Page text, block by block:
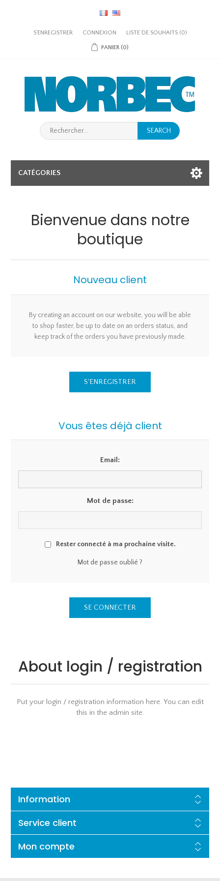
S'ENREGISTRER CONNEXION LISTE DE SOUHAITS (0)
PANIER (0)
SEARCH
CATÉGORIES
Bienvenue dans notre
boutique
Nouveau client
By creating an account on our website, you will be able
to shop faster, be up to date on an orders status, and
keep track of the orders you have previously made.
S'ENREGISTRER
Vous êtes déjà client
Email:
Mot de passe:
Rester connecté à ma prochaine visite.
Mot de passe oublié ?
SE CONNECTER
About login / registration
Put your login / registration information here. You can edit
this in the admin site.
Information
Service client
Mon compte